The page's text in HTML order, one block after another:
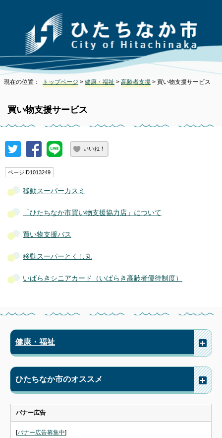
現在の位置： トップページ > 健康・福祉 > 高齢者支援 > 買い物支援サービス
買い物支援サービス
いいね！
ページID1013249
移動スーパーカスミ
「ひたちなか市買い物支援協力店」について
買い物支援バス
移動スーパーとくし丸
いばらきシニアカード（いばらき高齢者優待制度）
健康・福祉
ひたちなか市のオススメ
バナー広告
[バナー広告募集中]